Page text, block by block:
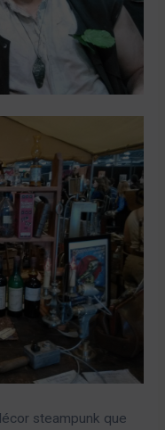
steampunk que